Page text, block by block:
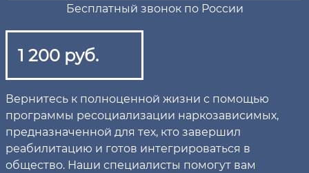
Бесплатный звонок по России
1 200 руб.
Вернитесь к полноценной жизни с помощью
программы ресоциализации наркозависимых,
предназначенной для тех, кто завершил
реабилитацию и готов интегрироваться в
общество. Наши специалисты помогут вам